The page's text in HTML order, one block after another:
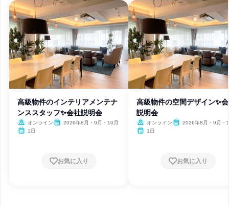
高級物件のインテリアメンテナ
ンススタッフ✨会社説明会
オンライン
2026年8月・9月・10月
1日
お気に入り
高級物件の空間デザイン✨
説明会
オンライン
2026年8月・9月・
1日
お気に入り